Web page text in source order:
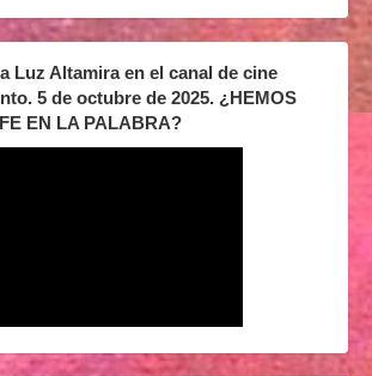
Luz Altamira en el canal de cine
5 de octubre de 2025. ¿HEMOS
EN LA PALABRA?